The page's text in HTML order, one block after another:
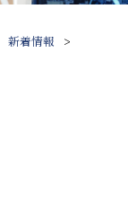
新着情報
>